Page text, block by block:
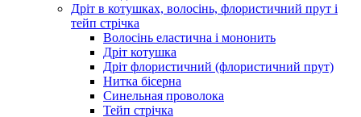
Дріт в котушках, волосінь, флористичний прут і
тейп стрічка
Волосінь еластична і мононить
Дріт котушка
Дріт флористичний (флористичний прут)
Нитка бісерна
Синельная проволока
Тейп стрічка